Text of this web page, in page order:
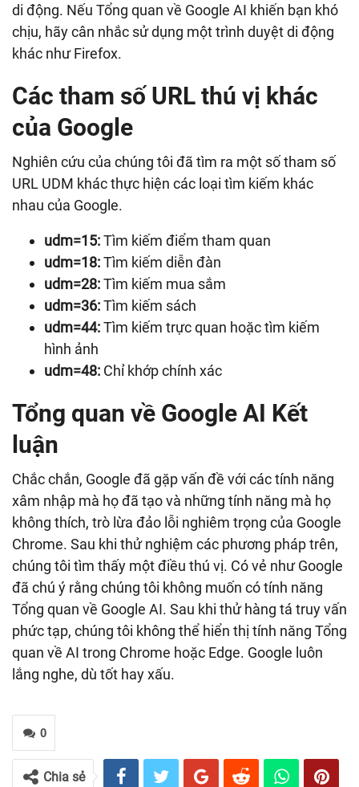
di động. Nếu Tổng quan về Google AI khiến bạn khó
chịu, hãy cân nhắc sử dụng một trình duyệt di động
khác như Firefox.
Các tham số URL thú vị khác
của Google
Nghiên cứu của chúng tôi đã tìm ra một số tham số
URL UDM khác thực hiện các loại tìm kiếm khác
nhau của Google.
udm=15:Tìm kiếm điểm tham quan
udm=18:Tìm kiếm diễn đàn
udm=28:Tìm kiếm mua sắm
udm=36:Tìm kiếm sách
udm=44:Tìm kiếm trực quan hoặc tìm kiếm
hình ảnh
udm=48: Chỉ khớp chính xác
Tổng quan về Google AI Kết
luận
Chắc chắn, Google đã gặp vấn đề với các tính năng
xâm nhập mà họ đã tạo và những tính năng mà họ
không thích, trò lừa đảo lỗi nghiêm trọng của Google
Chrome. Sau khi thử nghiệm các phương pháp trên,
chúng tôi tìm thấy một điều thú vị. Có vẻ như Google
đã chú ý rằng chúng tôi không muốn có tính năng
Tổng quan về Google AI. Sau khi thử hàng tá truy vấn
phức tạp, chúng tôi không thể hiển thị tính năng Tổng
quan về AI trong Chrome hoặc Edge. Google luôn
lắng nghe, dù tốt hay xấu.
0
Chia sẻ